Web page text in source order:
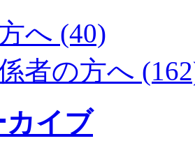
へ (40)
者の方へ
カイブ